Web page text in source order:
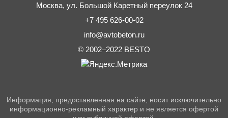
Москва, ул. Большой Каретный переулок 24
+7 495 626-00-02
info@avtobeton.ru
© 2002–2022 BESTO
Информация, предоставленная на сайте, носит исключительно
информационно-рекламный характер и не является офертой